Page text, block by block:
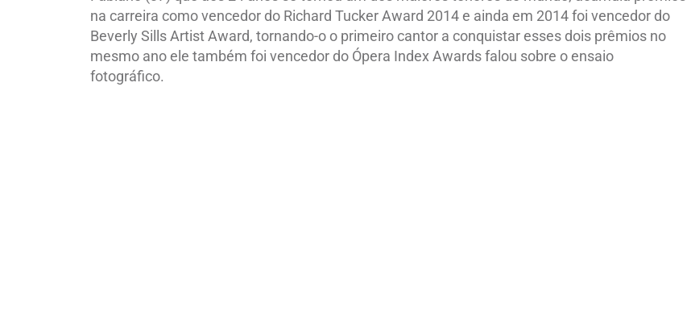
na carreira como vencedor do Richard Tucker Award 2014 e ainda em 2014 foi vencedor do
Beverly Sills Artist Award, tornando-o o primeiro cantor a conquistar esses dois prêmios no
mesmo ano ele também foi vencedor do Ópera Index Awards falou sobre o ensaio
fotográfico.